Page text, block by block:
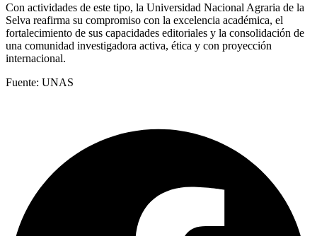
Con actividades de este tipo, la Universidad Nacional Agraria de la
Selva reafirma su compromiso con la excelencia académica, el
fortalecimiento de sus capacidades editoriales y la consolidación de
una comunidad investigadora activa, ética y con proyección
internacional.
Fuente: UNAS